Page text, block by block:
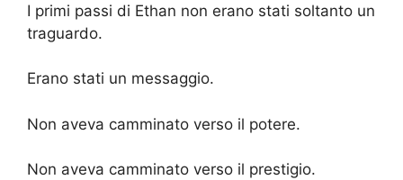
I primi passi di Ethan non erano stati soltanto un
traguardo.
Erano stati un messaggio.
Non aveva camminato verso il potere.
Non aveva camminato verso il prestigio.